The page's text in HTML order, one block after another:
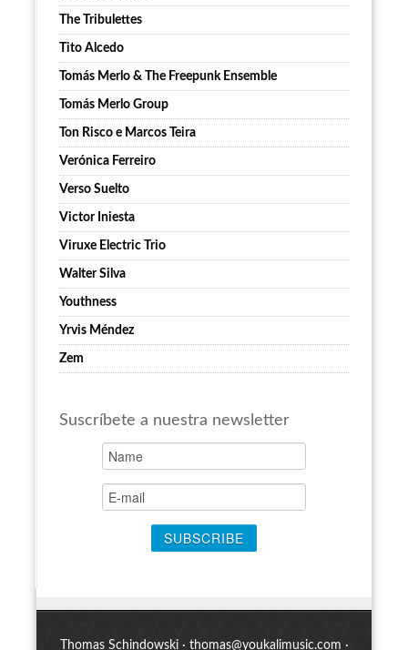
The Tribulettes
Tito Alcedo
Tomás Merlo & The Freepunk Ensemble
Tomás Merlo Group
Ton Risco e Marcos Teira
Verónica Ferreiro
Verso Suelto
Victor Iniesta
Viruxe Electric Trio
Walter Silva
Youthness
Yrvis Méndez
Zem
Suscríbete a nuestra newsletter
Thomas Schindowski · thomas@youkalimusic.com ·